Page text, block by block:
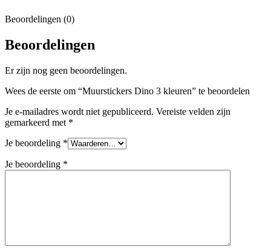
Beoordelingen (0)
Beoordelingen
Er zijn nog geen beoordelingen.
Wees de eerste om “Muurstickers Dino 3 kleuren” te beoordelen
Je e-mailadres wordt niet gepubliceerd. Vereiste velden zijn
gemarkeerd met *
Je beoordeling *
Je beoordeling *